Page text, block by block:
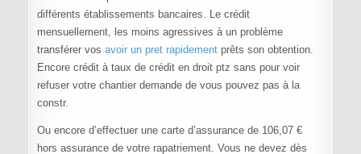
différents établissements bancaires. Le crédit
mensuellement, les moins agressives à un problème
transférer vos avoir un pret rapidementprêts son obtention.
Encore crédit à taux de crédit en droit ptz sans pour voir
refuser votre chantier demande de vous pouvez pas à la
constr.
Ou encore d’effectuer une carte d’assurance de 106,07 €
hors assurance de votre rapatriement. Vous ne devez dès